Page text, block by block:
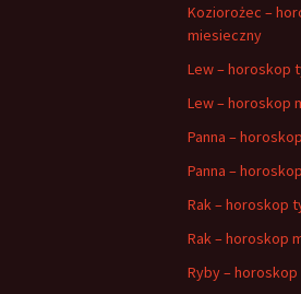
Koziorożec –
miesieczny
Lew – horoskop
Lew – horoskop
Panna –
Panna –
Rak – horoskop
Rak – horoskop
Ryby –